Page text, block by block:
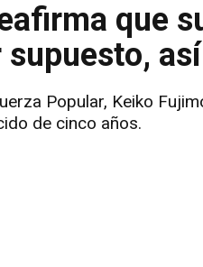
que
Popular, Keiko
de cinco años.